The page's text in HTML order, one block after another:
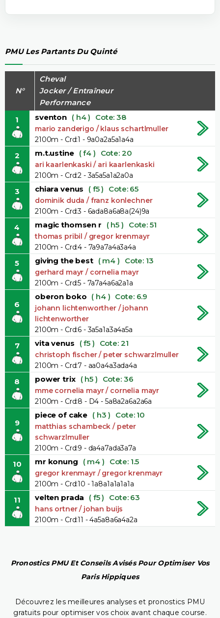
PMU Les Partants Du Quinté
N°
Cheval
Jocker / Entraîneur
Performance
1
sventon ( h4 ) Cote: 38
mario zanderigo / klaus schartlmuller
2100m - Crd:1 - 9a0a2a5a1a4a
2 m.t.ustine ( f4 ) Cote: 20
ari kaarlenkaski / ari kaarlenkaski
2100m - Crd:2 - 3a5a5a1a2a0a
3 chiara venus ( f5 ) Cote: 65
dominik duda / franz konlechner
2100m - Crd:3 - 6ada8a6a8a(24)9a
4 magic thomsen r ( h5 ) Cote: 51
thomas pribil / gregor krenmayr
2100m - Crd:4 - 7a9a7a4a3a4a
5 giving the best ( m4 ) Cote: 13
gerhard mayr / cornelia mayr
2100m - Crd:5 - 7a7a4a6a2a1a
6
oberon boko ( h4 ) Cote: 6.9
johann lichtenworther / johann
lichtenworther
2100m - Crd:6 - 3a5a1a3a4a5a
7 vita venus ( f5 ) Cote: 21
christoph fischer / peter schwarzlmuller
2100m - Crd:7 - aa0a4a3ada4a
8 power trix ( h5 ) Cote: 36
mme cornelia mayr / cornelia mayr
2100m - Crd:8 - D4 - 5a8a2a6a2a6a
9
piece of cake ( h3 ) Cote: 10
matthias schambeck / peter
schwarzlmuller
2100m - Crd:9 - da4a7ada3a7a
10 mr konung ( m4 ) Cote: 1.5
gregor krenmayr / gregor krenmayr
2100m - Crd:10 - 1a8a1a1a1a1a
11 velten prada ( f5 ) Cote: 63
hans ortner / johan buijs
2100m - Crd:11 - 4a5a8a6a4a2a
Pronostics PMU Et Conseils Avisés Pour Optimiser Vos
Paris Hippiques
Découvrez les meilleures analyses et pronostics PMU
gratuits pour optimiser vos choix avant chaque course.